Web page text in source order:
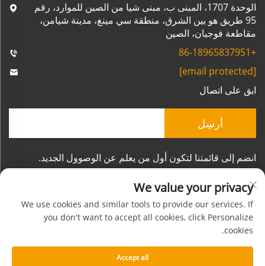
أترك رسالتك
الوحدة 1707، المبنى ب، مبنى شيا من الصين للموارد، رقم
95 طريق هو بين الشرق، منطقة سي مينغ، مدينة شيامن،
مقاطعة فوجيان، الصين
+86-18965837951
[email protected]
ابق على اتصال
أرسِل
انضم إلى قائمتنا لتكون أول من يعلم عن الوصوول الجديد.
حقوق الطبع والنشر © شركة شيامن مورنسون للصناعات
المحدودة. جميع الحقوق محفوظة
We value your privacy
We use cookies and similar tools to provide our services. If
you don't want to accept all cookies, click Personalize
cookies.
Accept all